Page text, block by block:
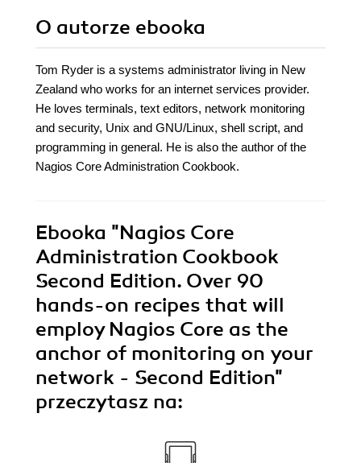
O autorze ebooka
Tom Ryder is a systems administrator living in New
Zealand who works for an internet services provider.
He loves terminals, text editors, network monitoring
and security, Unix and GNU/Linux, shell script, and
programming in general. He is also the author of the
Nagios Core Administration Cookbook.
Ebooka "Nagios Core
Administration Cookbook
Second Edition. Over 90
hands-on recipes that will
employ Nagios Core as the
anchor of monitoring on your
network - Second Edition"
przeczytasz na: